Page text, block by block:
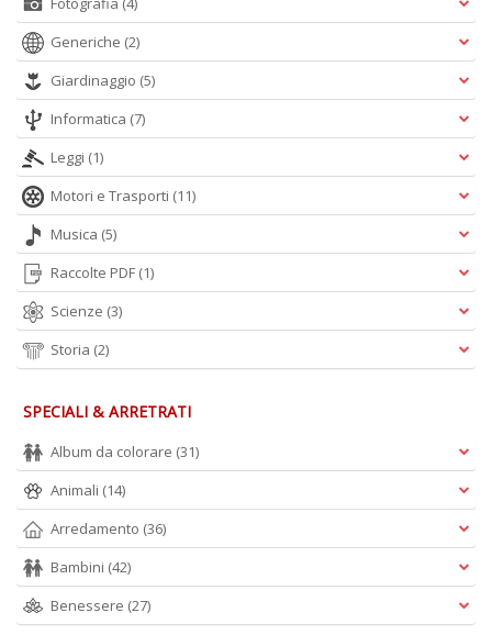
Generiche (2)
Giardinaggio (5)
Informatica (7)
Leggi (1)
Motori e Trasporti (11)
Musica (5)
Raccolte PDF (1)
Scienze (3)
Storia (2)
SPECIALI & ARRETRATI
Album da colorare (31)
Animali (14)
Arredamento (36)
Bambini (42)
Benessere (27)